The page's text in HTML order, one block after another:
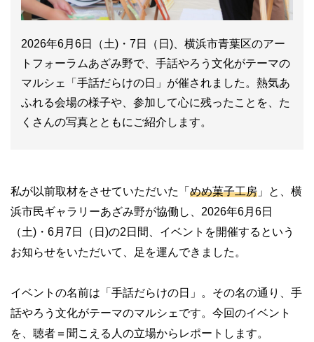
2026年6月6日（土)・7日（日)、横浜市青葉区のアー
トフォーラムあざみ野で、手話やろう文化がテーマの
マルシェ「手話だらけの日」が催されました。熱気あ
ふれる会場の様子や、参加して心に残ったことを、た
くさんの写真とともにご紹介します。
私が以前取材をさせていただいた「 めめ菓子工房 」と、横
浜市民ギャラリーあざみ野が協働し、2026年6月6日
（土)・6月7日（日)の2日間、イベントを開催するという
お知らせをいただいて、足を運んできました。
イベントの名前は「手話だらけの日」。その名の通り、手
話やろう文化がテーマのマルシェです。今回のイベント
を、聴者＝聞こえる人の立場からレポートします。